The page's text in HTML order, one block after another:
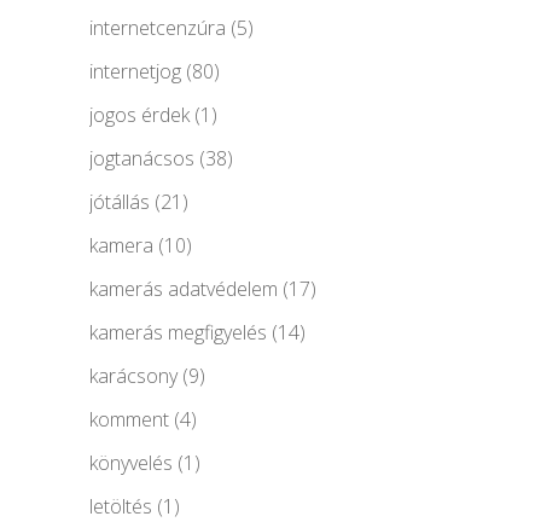
internetcenzúra (5)
internetjog (80)
jogos érdek(1)
jogtanácsos (38)
jótállás (21)
kamera (10)
kamerás adatvédelem (17)
kamerás megfigyelés (14)
karácsony(9)
komment (4)
könyvelés (1)
letöltés (1)